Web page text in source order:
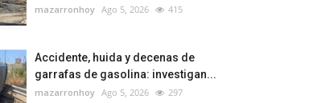
mazarronhoy Ago 5, 2026 415
Accidente, huida y decenas de
garrafas de gasolina: investigan...
mazarronhoy Ago 5, 2026 297